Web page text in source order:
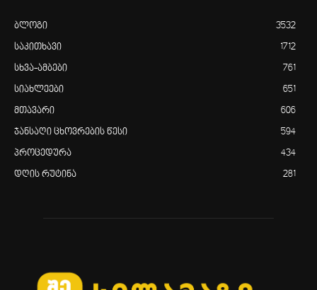
ბლოგი 3532
საკითხავი 1712
სხვა-ამბები 761
სიახლეები 651
მთავარი 606
ჯანსაღი ცხოვრების წესი 594
პროცედურა 434
დღის რუტინა 281